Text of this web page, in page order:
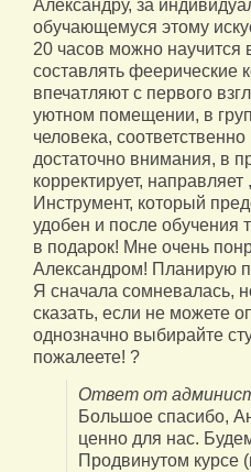
Александру, за
обучающемуся этому
20 часов можно научится
составлять феерические
впечатляют с первого
уютном помещении, в
человека,
достаточно внимания, в
корректирует,
Инструмент, который
удобен и после
в подарок! Мне очень
Александром! Планирую
Я сначала сомневалась,
сказать, если не можете
однозначно выбирайте
пожалеете! ?
Ответ от
Большое спасибо,
ценно для нас.
Продвинутом курсе